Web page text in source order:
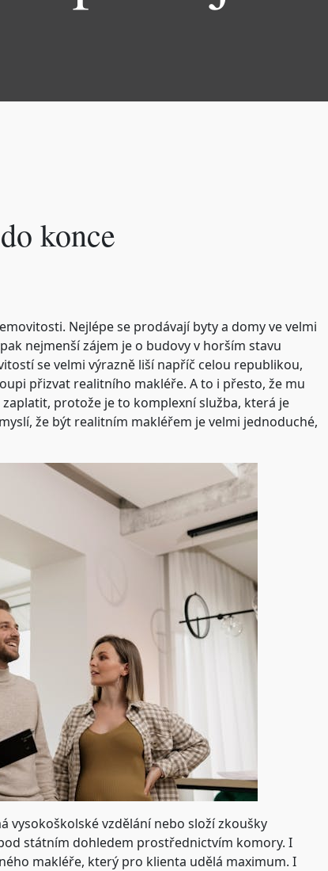
konce
Nejlépe se prodávají byty a domy ve velmi
nejmenší zájem je o budovy v horším stavu
se velmi výrazně liší napříč celou republikou,
přizvat realitního makléře. A to i přesto, že mu
protože je to komplexní služba, která je
že být realitním makléřem je velmi jednoduché,
vysokoškolské vzdělání nebo složí zkoušky
státním dohledem prostřednictvím komory. I
makléře, který pro klienta udělá maximum. I